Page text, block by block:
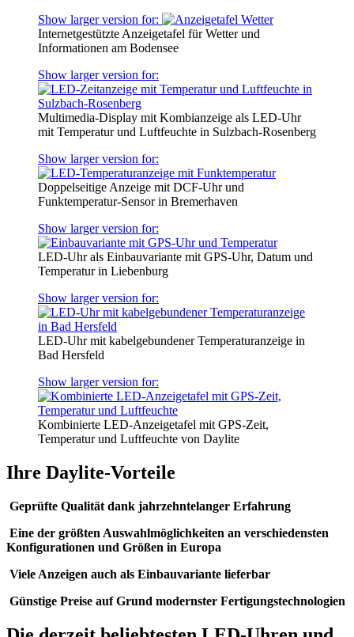
Show larger version for:
Internetgestützte Anzeigetafel für Wetter und
Informationen am Bodensee
Show larger version for:
Multimedia-Display mit Kombianzeige als LED-Uhr
mit Temperatur und Luftfeuchte in Sulzbach-Rosenberg
Show larger version for:
Doppelseitige Anzeige mit DCF-Uhr und
Funktemperatur-Sensor in Bremerhaven
Show larger version for:
LED-Uhr als Einbauvariante mit GPS-Uhr, Datum und
Temperatur in Liebenburg
Show larger version for:
LED-Uhr mit kabelgebundener Temperaturanzeige in
Bad Hersfeld
Show larger version for:
Kombinierte LED-Anzeigetafel mit GPS-Zeit,
Temperatur und Luftfeuchte von Daylite
Ihre Daylite-Vorteile
Geprüfte Qualität dank jahrzehntelanger Erfahrung
Eine der größten Auswahlmöglichkeiten an verschiedensten
Konfigurationen und Größen in Europa
Viele Anzeigen auch als Einbauvariante lieferbar
Günstige Preise auf Grund modernster Fertigungstechnologien